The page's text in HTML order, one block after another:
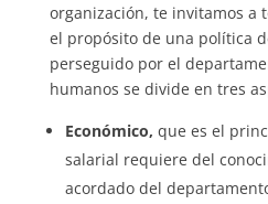
organización, te invitamos a
el propósito de una política
perseguido por el
humanos se divide en tres
Económico, que es el
salarial requiere del
acordado del